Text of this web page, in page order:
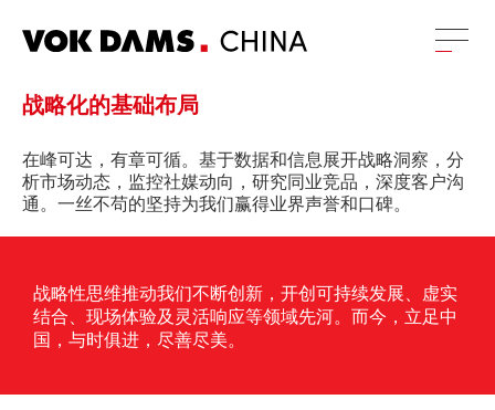
战略化的基础布局
在峰可达，有章可循。基于数据和信息展开战略洞察，分
析市场动态，监控社媒动向，研究同业竞品，深度客户沟
通。一丝不苟的坚持为我们赢得业界声誉和口碑。
战略性思维推动我们不断创新，开创可持续发展、虚实
结合、现场体验及灵活响应等领域先河。而今，立足中
国，与时俱进，尽善尽美。